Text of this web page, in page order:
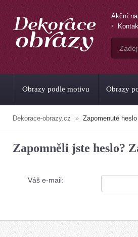
Akční
Obrazy podle motivu Obrazy
Dekorace-obrazy.cz Zapomenuté heslo
Zapomněli jste heslo?
Váš e-mail: